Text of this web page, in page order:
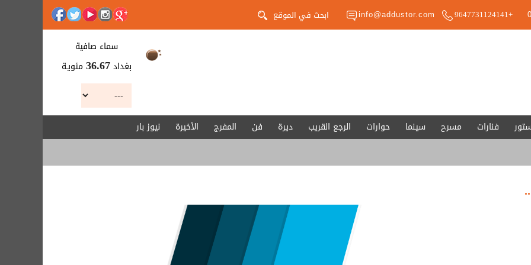
+9647731124141
info@addustor.com
سماء صافية
بغداد 36.67 مئويـة
فنارات مسرح سينما حوارات الرجع القريب ديرة فن المفرج الأخيرة
نيوز بار